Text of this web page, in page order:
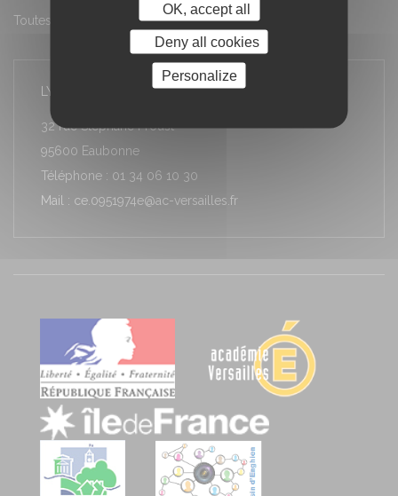
Toutes les actualités
LYCÉE LOUIS ARMAND
32 rue Stéphane Proust
95600 Eaubonne
Téléphone : 01 34 06 10 30
Mail : ce.0951974e@ac-versailles.fr
OK, accept all
Deny all cookies
Personalize